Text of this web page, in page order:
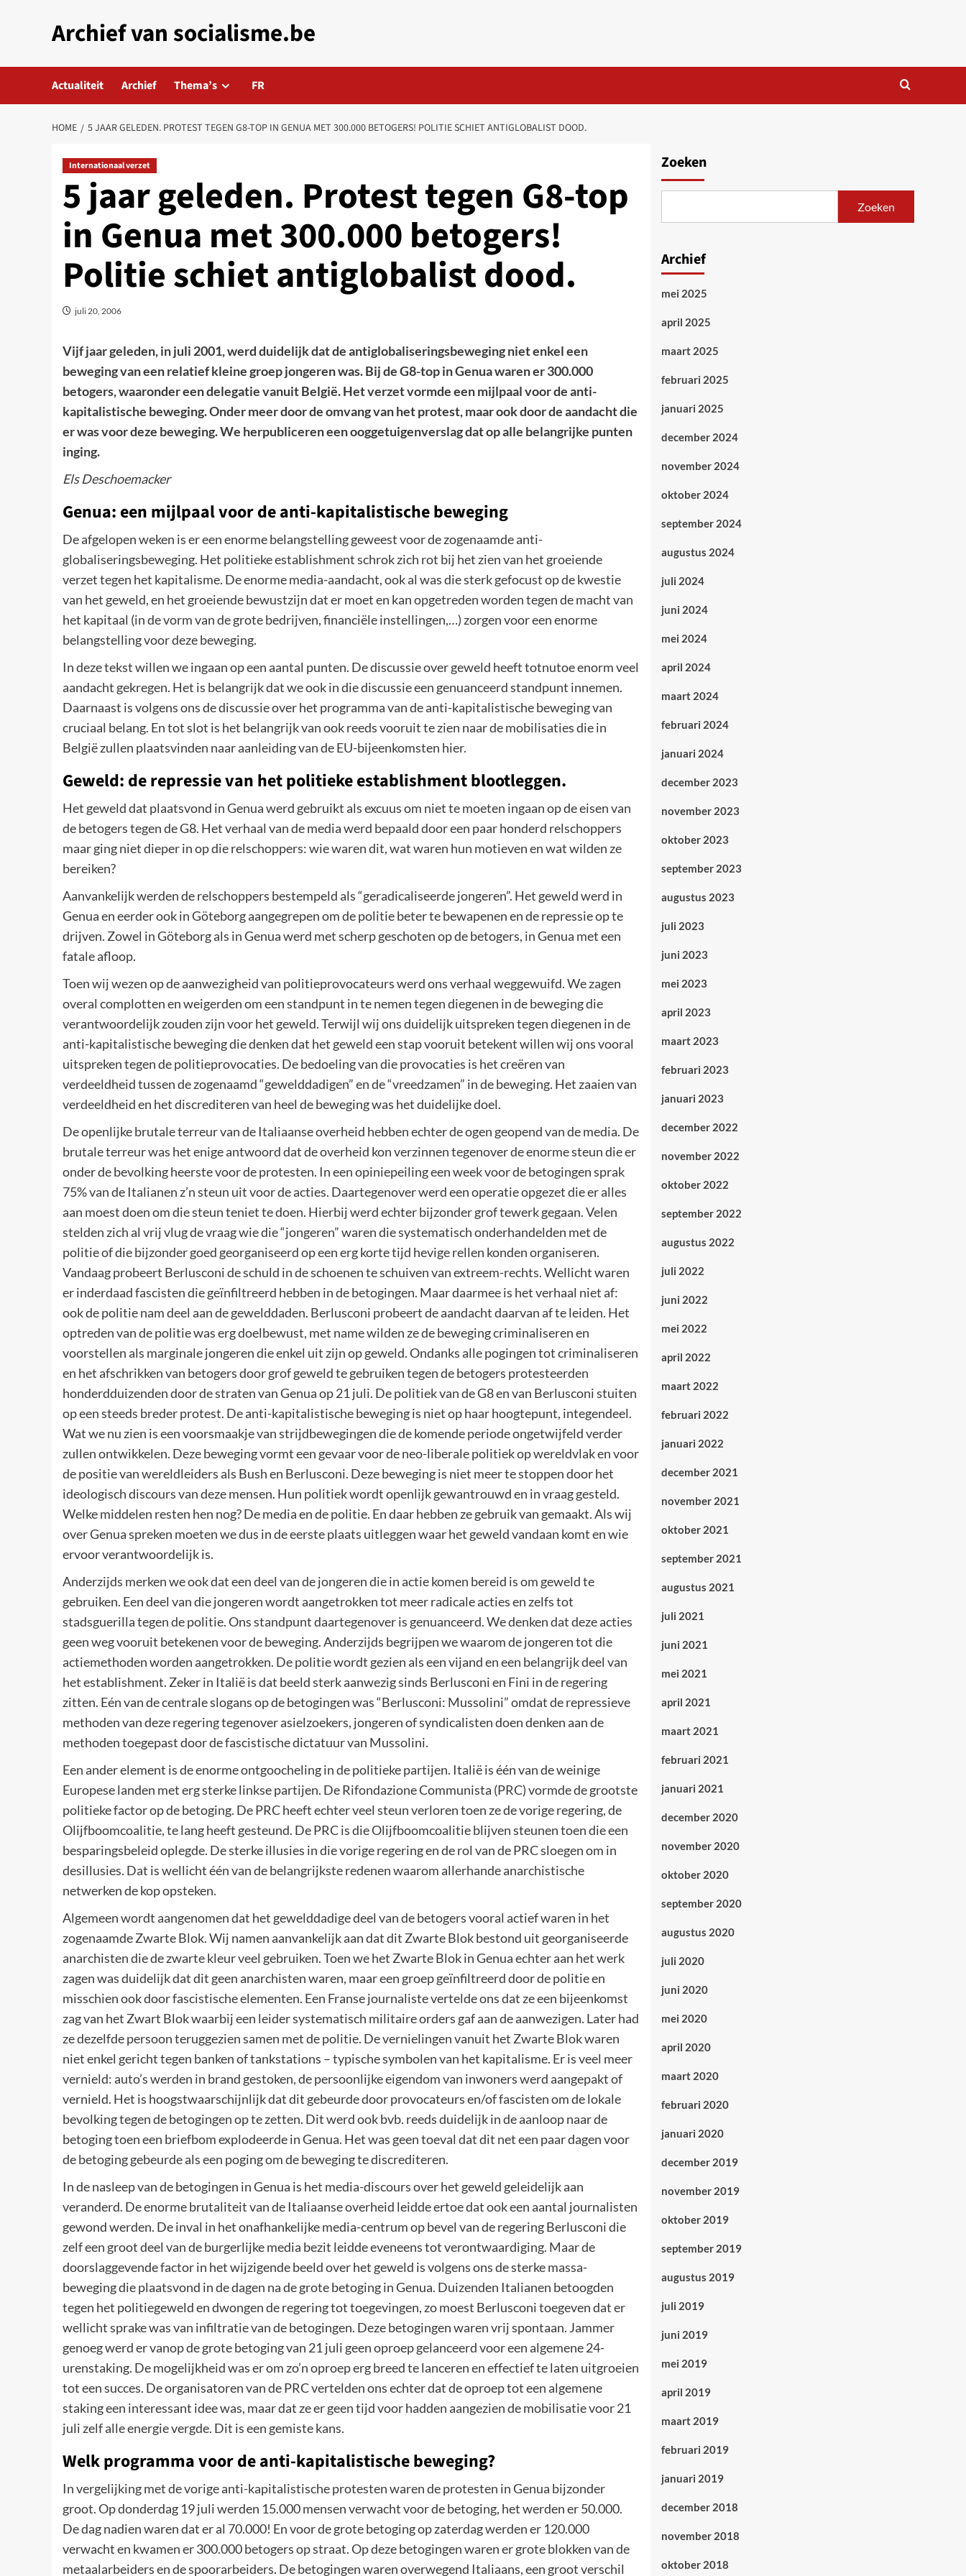
Archief van socialisme.be
Actualiteit Archief Thema’s FR
HOME 5 JAAR GELEDEN. PROTEST TEGEN G8-TOP IN GENUA MET 300.000 BETOGERS! POLITIE SCHIET ANTIGLOBALIST DOOD.
Internationaal verzet
5 jaar geleden. Protest tegen G8-top
in Genua met 300.000 betogers!
Politie schiet antiglobalist dood.
juli 20, 2006
Vijf jaar geleden, in juli 2001, werd duidelijk dat de antiglobaliseringsbeweging niet enkel een
beweging van een relatief kleine groep jongeren was. Bij de G8-top in Genua waren er 300.000
betogers, waaronder een delegatie vanuit België. Het verzet vormde een mijlpaal voor de anti-
kapitalistische beweging. Onder meer door de omvang van het protest, maar ook door de aandacht die
er was voor deze beweging. We herpubliceren een ooggetuigenverslag dat op alle belangrijke punten
inging.
Els Deschoemacker
Genua: een mijlpaal voor de anti-kapitalistische beweging
De afgelopen weken is er een enorme belangstelling geweest voor de zogenaamde anti-
globaliseringsbeweging. Het politieke establishment schrok zich rot bij het zien van het groeiende
verzet tegen het kapitalisme. De enorme media-aandacht, ook al was die sterk gefocust op de kwestie
van het geweld, en het groeiende bewustzijn dat er moet en kan opgetreden worden tegen de macht van
het kapitaal (in de vorm van de grote bedrijven, financiële instellingen,…) zorgen voor een enorme
belangstelling voor deze beweging.
In deze tekst willen we ingaan op een aantal punten. De discussie over geweld heeft totnutoe enorm veel
aandacht gekregen. Het is belangrijk dat we ook in die discussie een genuanceerd standpunt innemen.
Daarnaast is volgens ons de discussie over het programma van de anti-kapitalistische beweging van
cruciaal belang. En tot slot is het belangrijk van ook reeds vooruit te zien naar de mobilisaties die in
België zullen plaatsvinden naar aanleiding van de EU-bijeenkomsten hier.
Geweld: de repressie van het politieke establishment blootleggen.
Het geweld dat plaatsvond in Genua werd gebruikt als excuus om niet te moeten ingaan op de eisen van
de betogers tegen de G8. Het verhaal van de media werd bepaald door een paar honderd relschoppers
maar ging niet dieper in op die relschoppers: wie waren dit, wat waren hun motieven en wat wilden ze
bereiken?
Aanvankelijk werden de relschoppers bestempeld als “geradicaliseerde jongeren”. Het geweld werd in
Genua en eerder ook in Göteborg aangegrepen om de politie beter te bewapenen en de repressie op te
drijven. Zowel in Göteborg als in Genua werd met scherp geschoten op de betogers, in Genua met een
fatale afloop.
Toen wij wezen op de aanwezigheid van politieprovocateurs werd ons verhaal weggewuifd. We zagen
overal complotten en weigerden om een standpunt in te nemen tegen diegenen in de beweging die
verantwoordelijk zouden zijn voor het geweld. Terwijl wij ons duidelijk uitspreken tegen diegenen in de
anti-kapitalistische beweging die denken dat het geweld een stap vooruit betekent willen wij ons vooral
uitspreken tegen de politieprovocaties. De bedoeling van die provocaties is het creëren van
verdeeldheid tussen de zogenaamd “gewelddadigen” en de “vreedzamen” in de beweging. Het zaaien van
verdeeldheid en het discrediteren van heel de beweging was het duidelijke doel.
De openlijke brutale terreur van de Italiaanse overheid hebben echter de ogen geopend van de media. De
brutale terreur was het enige antwoord dat de overheid kon verzinnen tegenover de enorme steun die er
onder de bevolking heerste voor de protesten. In een opiniepeiling een week voor de betogingen sprak
75% van de Italianen z’n steun uit voor de acties. Daartegenover werd een operatie opgezet die er alles
aan moest doen om die steun teniet te doen. Hierbij werd echter bijzonder grof tewerk gegaan. Velen
stelden zich al vrij vlug de vraag wie die “jongeren” waren die systematisch onderhandelden met de
politie of die bijzonder goed georganiseerd op een erg korte tijd hevige rellen konden organiseren.
Vandaag probeert Berlusconi de schuld in de schoenen te schuiven van extreem-rechts. Wellicht waren
er inderdaad fascisten die geïnfiltreerd hebben in de betogingen. Maar daarmee is het verhaal niet af:
ook de politie nam deel aan de gewelddaden. Berlusconi probeert de aandacht daarvan af te leiden. Het
optreden van de politie was erg doelbewust, met name wilden ze de beweging criminaliseren en
voorstellen als marginale jongeren die enkel uit zijn op geweld. Ondanks alle pogingen tot criminaliseren
en het afschrikken van betogers door grof geweld te gebruiken tegen de betogers protesteerden
honderdduizenden door de straten van Genua op 21 juli. De politiek van de G8 en van Berlusconi stuiten
op een steeds breder protest. De anti-kapitalistische beweging is niet op haar hoogtepunt, integendeel.
Wat we nu zien is een voorsmaakje van strijdbewegingen die de komende periode ongetwijfeld verder
zullen ontwikkelen. Deze beweging vormt een gevaar voor de neo-liberale politiek op wereldvlak en voor
de positie van wereldleiders als Bush en Berlusconi. Deze beweging is niet meer te stoppen door het
ideologisch discours van deze mensen. Hun politiek wordt openlijk gewantrouwd en in vraag gesteld.
Welke middelen resten hen nog? De media en de politie. En daar hebben ze gebruik van gemaakt. Als wij
over Genua spreken moeten we dus in de eerste plaats uitleggen waar het geweld vandaan komt en wie
ervoor verantwoordelijk is.
Anderzijds merken we ook dat een deel van de jongeren die in actie komen bereid is om geweld te
gebruiken. Een deel van die jongeren wordt aangetrokken tot meer radicale acties en zelfs tot
stadsguerilla tegen de politie. Ons standpunt daartegenover is genuanceerd. We denken dat deze acties
geen weg vooruit betekenen voor de beweging. Anderzijds begrijpen we waarom de jongeren tot die
actiemethoden worden aangetrokken. De politie wordt gezien als een vijand en een belangrijk deel van
het establishment. Zeker in Italië is dat beeld sterk aanwezig sinds Berlusconi en Fini in de regering
zitten. Eén van de centrale slogans op de betogingen was “Berlusconi: Mussolini” omdat de repressieve
methoden van deze regering tegenover asielzoekers, jongeren of syndicalisten doen denken aan de
methoden toegepast door de fascistische dictatuur van Mussolini.
Een ander element is de enorme ontgoocheling in de politieke partijen. Italië is één van de weinige
Europese landen met erg sterke linkse partijen. De Rifondazione Communista (PRC) vormde de grootste
politieke factor op de betoging. De PRC heeft echter veel steun verloren toen ze de vorige regering, de
Olijfboomcoalitie, te lang heeft gesteund. De PRC is die Olijfboomcoalitie blijven steunen toen die een
besparingsbeleid oplegde. De sterke illusies in die vorige regering en de rol van de PRC sloegen om in
desillusies. Dat is wellicht één van de belangrijkste redenen waarom allerhande anarchistische
netwerken de kop opsteken.
Algemeen wordt aangenomen dat het gewelddadige deel van de betogers vooral actief waren in het
zogenaamde Zwarte Blok. Wij namen aanvankelijk aan dat dit Zwarte Blok bestond uit georganiseerde
anarchisten die de zwarte kleur veel gebruiken. Toen we het Zwarte Blok in Genua echter aan het werk
zagen was duidelijk dat dit geen anarchisten waren, maar een groep geïnfiltreerd door de politie en
misschien ook door fascistische elementen. Een Franse journaliste vertelde ons dat ze een bijeenkomst
zag van het Zwart Blok waarbij een leider systematisch militaire orders gaf aan de aanwezigen. Later had
ze dezelfde persoon teruggezien samen met de politie. De vernielingen vanuit het Zwarte Blok waren
niet enkel gericht tegen banken of tankstations – typische symbolen van het kapitalisme. Er is veel meer
vernield: auto’s werden in brand gestoken, de persoonlijke eigendom van inwoners werd aangepakt of
vernield. Het is hoogstwaarschijnlijk dat dit gebeurde door provocateurs en/of fascisten om de lokale
bevolking tegen de betogingen op te zetten. Dit werd ook bvb. reeds duidelijk in de aanloop naar de
betoging toen een briefbom explodeerde in Genua. Het was geen toeval dat dit net een paar dagen voor
de betoging gebeurde als een poging om de beweging te discrediteren.
In de nasleep van de betogingen in Genua is het media-discours over het geweld geleidelijk aan
veranderd. De enorme brutaliteit van de Italiaanse overheid leidde ertoe dat ook een aantal journalisten
gewond werden. De inval in het onafhankelijke media-centrum op bevel van de regering Berlusconi die
zelf een groot deel van de burgerlijke media bezit leidde eveneens tot verontwaardiging. Maar de
doorslaggevende factor in het wijzigende beeld over het geweld is volgens ons de sterke massa-
beweging die plaatsvond in de dagen na de grote betoging in Genua. Duizenden Italianen betoogden
tegen het politiegeweld en dwongen de regering tot toegevingen, zo moest Berlusconi toegeven dat er
wellicht sprake was van infiltratie van de betogingen. Deze betogingen waren vrij spontaan. Jammer
genoeg werd er vanop de grote betoging van 21 juli geen oproep gelanceerd voor een algemene 24-
urenstaking. De mogelijkheid was er om zo’n oproep erg breed te lanceren en effectief te laten uitgroeien
tot een succes. De organisatoren van de PRC vertelden ons echter dat de oproep tot een algemene
staking een interessant idee was, maar dat ze er geen tijd voor hadden aangezien de mobilisatie voor 21
juli zelf alle energie vergde. Dit is een gemiste kans.
Welk programma voor de anti-kapitalistische beweging?
In vergelijking met de vorige anti-kapitalistische protesten waren de protesten in Genua bijzonder
groot. Op donderdag 19 juli werden 15.000 mensen verwacht voor de betoging, het werden er 50.000.
De dag nadien waren dat er al 70.000! En voor de grote betoging op zaterdag werden er 120.000
verwacht en kwamen er 300.000 betogers op straat. Op deze betogingen waren er grote blokken van de
metaalarbeiders en de spoorarbeiders. De betogingen waren overwegend Italiaans, een groot verschil
Zoeken
Zoeken
Archief
mei 2025
april 2025
maart 2025
februari 2025
januari 2025
december 2024
november 2024
oktober 2024
september 2024
augustus 2024
juli 2024
juni 2024
mei 2024
april 2024
maart 2024
februari 2024
januari 2024
december 2023
november 2023
oktober 2023
september 2023
augustus 2023
juli 2023
juni 2023
mei 2023
april 2023
maart 2023
februari 2023
januari 2023
december 2022
november 2022
oktober 2022
september 2022
augustus 2022
juli 2022
juni 2022
mei 2022
april 2022
maart 2022
februari 2022
januari 2022
december 2021
november 2021
oktober 2021
september 2021
augustus 2021
juli 2021
juni 2021
mei 2021
april 2021
maart 2021
februari 2021
januari 2021
december 2020
november 2020
oktober 2020
september 2020
augustus 2020
juli 2020
juni 2020
mei 2020
april 2020
maart 2020
februari 2020
januari 2020
december 2019
november 2019
oktober 2019
september 2019
augustus 2019
juli 2019
juni 2019
mei 2019
april 2019
maart 2019
februari 2019
januari 2019
december 2018
november 2018
oktober 2018